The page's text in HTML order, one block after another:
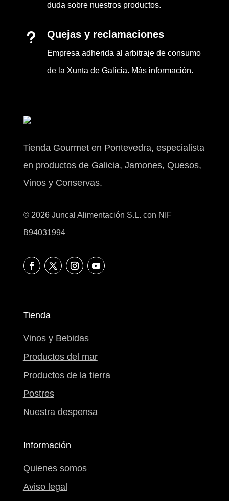
duda sobre nuestros productos.
u Quejas y reclamaciones
Empresa adherida al arbitraje de consumo
de la Xunta de Galicia. Más información.
Tienda Gourmet en Pontevedra, especialista
en productos de Galicia, Jamones, Quesos,
Vinos y Conservas.
© 2026 Juncal Alimentación S.L. con NIF
B94031994
Tienda
Vinos y Bebidas
Productos del mar
Productos de la tierra
Postres
Nuestra despensa
Información
Quienes somos
Aviso legal